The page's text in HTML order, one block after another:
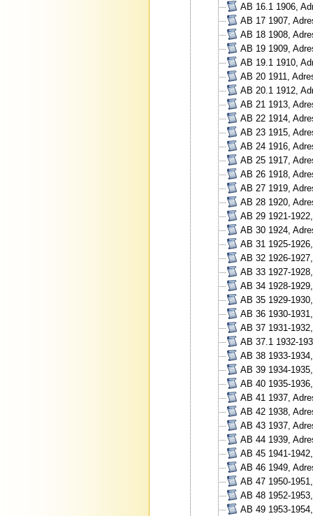
AB 16.1 1906,
AB 17 1907,
AB 18 1908,
AB 19 1909,
AB 19.1 1910,
AB 20 1911,
AB 20.1 1912,
AB 21 1913,
AB 22 1914,
AB 23 1915,
AB 24 1916,
AB 25 1917,
AB 26 1918,
AB 27 1919,
AB 28 1920,
AB 29 1921-
AB 30 1924,
AB 31 1925-
AB 32 1926-
AB 33 1927-
AB 34 1928-
AB 35 1929-
AB 36 1930-
AB 37 1931-
AB 37.1 1932-
AB 38 1933-
AB 39 1934-
AB 40 1935-
AB 41 1937,
AB 42 1938,
AB 43 1937,
AB 44 1939,
AB 45 1941-
AB 46 1949,
AB 47 1950-
AB 48 1952-
AB 49 1953-